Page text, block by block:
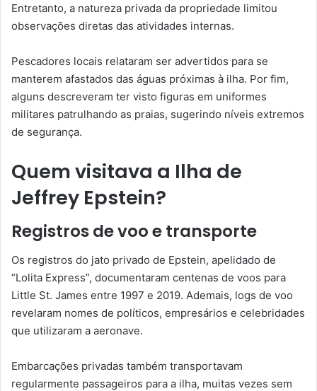
Entretanto, a natureza privada da propriedade limitou
observações diretas das atividades internas.
Pescadores locais relataram ser advertidos para se
manterem afastados das águas próximas à ilha. Por fim,
alguns descreveram ter visto figuras em uniformes
militares patrulhando as praias, sugerindo níveis extremos
de segurança.
Quem visitava a Ilha de
Jeffrey Epstein?
Registros de voo e transporte
Os registros do jato privado de Epstein, apelidado de
“Lolita Express”, documentaram centenas de voos para
Little St. James entre 1997 e 2019. Ademais, logs de voo
revelaram nomes de políticos, empresários e celebridades
que utilizaram a aeronave.
Embarcações privadas também transportavam
regularmente passageiros para a ilha, muitas vezes sem